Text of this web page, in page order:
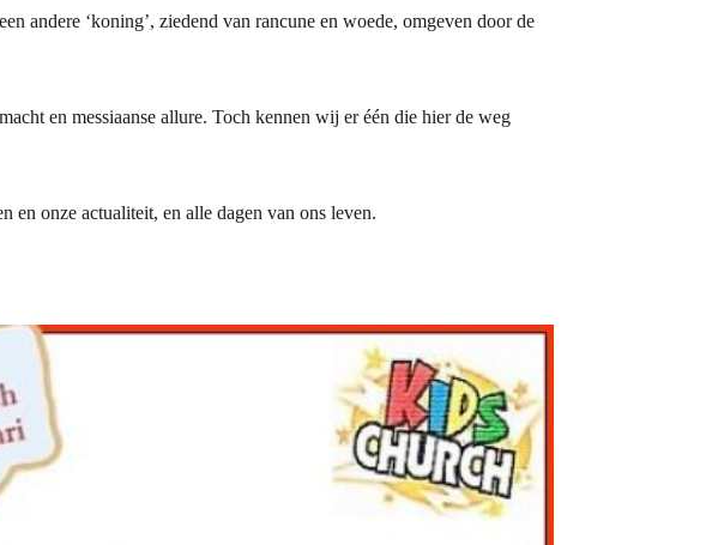
andere ‘koning’, ziedend van rancune en woede, omgeven door de
en messiaanse allure. Toch kennen wij er één die hier de weg
en onze actualiteit, en alle dagen van ons leven.